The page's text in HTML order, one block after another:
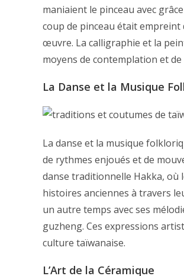
maniaient le pinceau avec
coup de pinceau était empreint
œuvre. La calligraphie et la
moyens de contemplation et
La Danse et la Musique
La danse et la musique
de rythmes enjoués et de
danse traditionnelle Hakka, où
histoires anciennes à travers
un autre temps avec ses
guzheng. Ces expressions
culture taïwanaise.
L’Art de la Céramique